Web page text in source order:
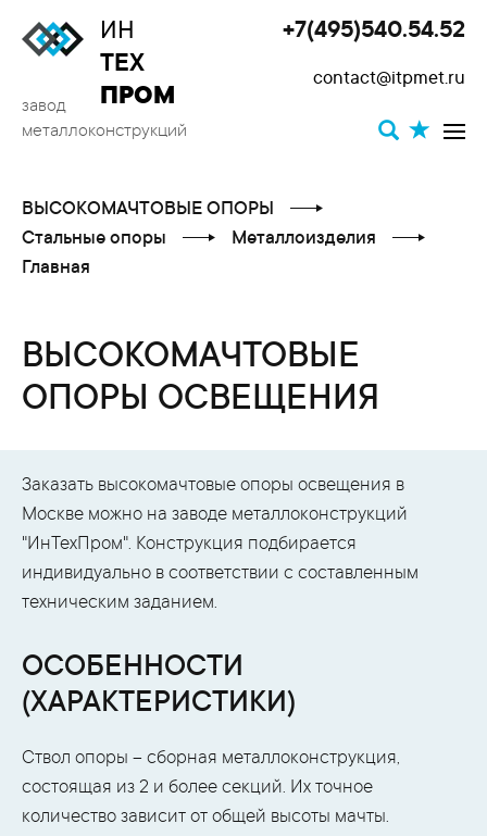
ИН
ТЕХ
ПРОМ
завод
металлоконструкций
+7(495)540.54.52
contact@itpmet.ru
ВЫСОКОМАЧТОВЫЕ ОПОРЫ
Стальные опоры
Металлоизделия
Главная
ВЫСОКОМАЧТОВЫЕ
ОПОРЫ ОСВЕЩЕНИЯ
Заказать высокомачтовые опоры освещения в
Москве можно на заводе металлоконструкций
"ИнТехПром". Конструкция подбирается
индивидуально в соответствии с составленным
техническим заданием.
ОСОБЕННОСТИ
(ХАРАКТЕРИСТИКИ)
Ствол опоры – сборная металлоконструкция,
состоящая из 2 и более секций. Их точное
количество зависит от общей высоты мачты.